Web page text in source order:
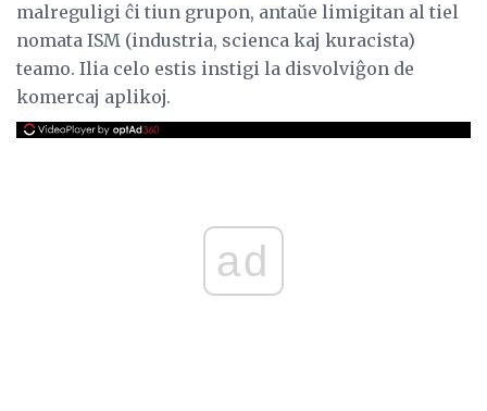
malreguligi ĉi tiun grupon, antaŭe limigitan al tiel
nomata ISM (industria, scienca kaj kuracista)
teamo. Ilia celo estis instigi la disvolviĝon de
komercaj aplikoj.
ad